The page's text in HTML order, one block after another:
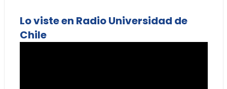
Lo viste en Radio Universidad de
Chile